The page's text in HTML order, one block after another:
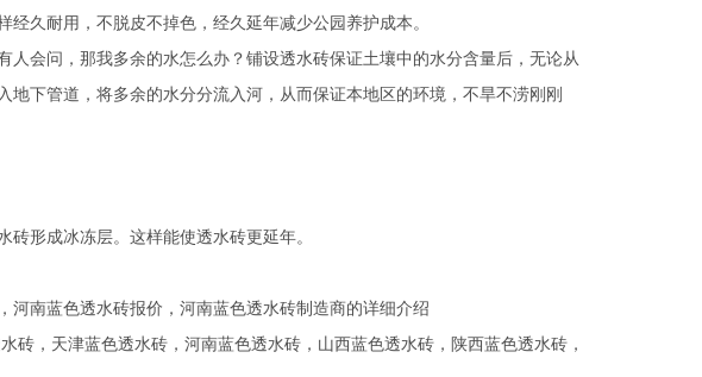
久耐用，不脱皮不掉色，经久延年减少公园养护成本。
会问，那我多余的水怎么办？铺设透水砖保证土壤中的水分含量后，无论从
下管道，将多余的水分分流入河，从而保证本地区的环境，不旱不涝刚刚
形成冰冻层。这样能使透水砖更延年。
河南蓝色透水砖报价，河南蓝色透水砖制造商的详细介绍
砖 ， 天津蓝色透水砖 ， 河南蓝色透水砖 ， 山西蓝色透水砖 ， 陕西蓝色透水砖 ，